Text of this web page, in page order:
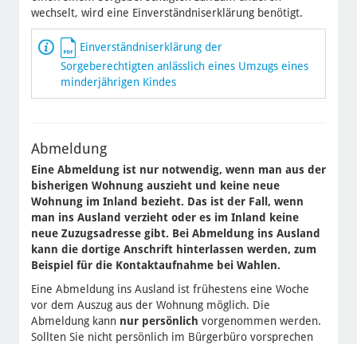
wechselt, wird eine Einverständniserklärung benötigt.
Einverständniserklärung der
Sorgeberechtigten anlässlich eines Umzugs eines
minderjährigen Kindes
Abmeldung
Eine Abmeldung ist nur notwendig, wenn man aus der
bisherigen Wohnung auszieht und keine neue
Wohnung im Inland bezieht. Das ist der Fall, wenn
man ins Ausland verzieht oder es im Inland keine
neue Zuzugsadresse gibt. Bei Abmeldung ins Ausland
kann die dortige Anschrift hinterlassen werden, zum
Beispiel für die Kontaktaufnahme bei Wahlen.
Eine Abmeldung ins Ausland ist frühestens eine Woche
vor dem Auszug aus der Wohnung möglich. Die
Abmeldung kann nur persönlich vorgenommen werden.
Sollten Sie nicht persönlich im Bürgerbüro vorsprechen